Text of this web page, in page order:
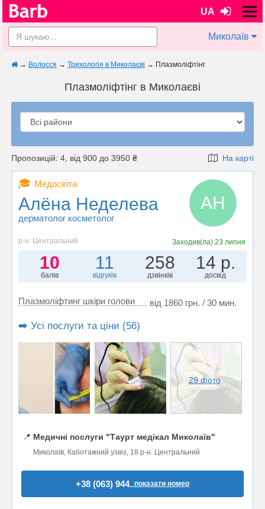
UA
Миколаїв
→ Волосся → Трихологія в Миколаєві → Плазмоліфтінг
Плазмоліфтінг в Миколаєві
Пропозицій: 4, від 900 до 3950 ₴ На карті
🎓 Медосвіта
Алёна Неделева
дерматолог косметолог
АН
р-н. Центральний Заходив(ла) 23 липня
10
балів
11
відгуків
258
дзвінків
14 р.
досвід
Плазмоліфтинг шкіри голови від 1860 грн. / 30 мин.
➡️ Усі послуги та ціни (56)
29 фото
📍 Медичні послуги "Таурт медікал Миколаїв"
Миколаїв, Каботажний узвіз, 18 р-н. Центральний
+38 (063) 944..показати номер